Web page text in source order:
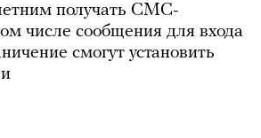
получать СМС-
числе сообщения для входа
смогут установить